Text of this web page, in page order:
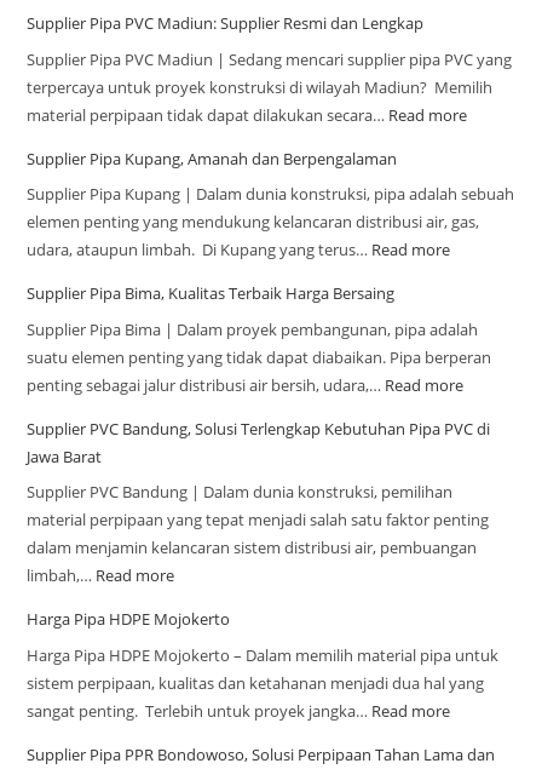
Supplier Pipa PVC Madiun: Supplier Resmi dan Lengkap
Supplier Pipa PVC Madiun | Sedang mencari supplier pipa PVC yang
terpercaya untuk proyek konstruksi di wilayah Madiun? Memilih
material perpipaan tidak dapat dilakukan secara… Read more
Supplier Pipa Kupang, Amanah dan Berpengalaman
Supplier Pipa Kupang | Dalam dunia konstruksi, pipa adalah sebuah
elemen penting yang mendukung kelancaran distribusi air, gas,
udara, ataupun limbah. Di Kupang yang terus… Read more
Supplier Pipa Bima, Kualitas Terbaik Harga Bersaing
Supplier Pipa Bima | Dalam proyek pembangunan, pipa adalah
suatu elemen penting yang tidak dapat diabaikan. Pipa berperan
penting sebagai jalur distribusi air bersih, udara,… Read more
Supplier PVC Bandung, Solusi Terlengkap Kebutuhan Pipa PVC di
Jawa Barat
Supplier PVC Bandung | Dalam dunia konstruksi, pemilihan
material perpipaan yang tepat menjadi salah satu faktor penting
dalam menjamin kelancaran sistem distribusi air, pembuangan
limbah,… Read more
Harga Pipa HDPE Mojokerto
Harga Pipa HDPE Mojokerto – Dalam memilih material pipa untuk
sistem perpipaan, kualitas dan ketahanan menjadi dua hal yang
sangat penting. Terlebih untuk proyek jangka… Read more
Supplier Pipa PPR Bondowoso, Solusi Perpipaan Tahan Lama dan